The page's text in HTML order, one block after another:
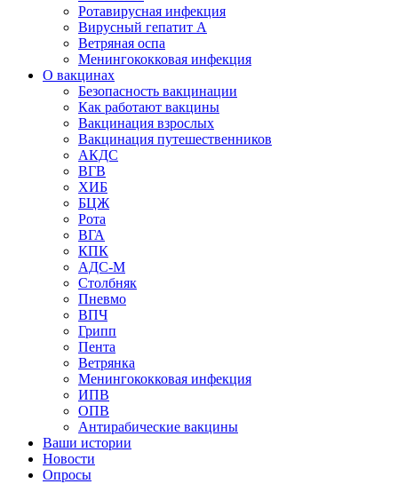
Ротавирусная инфекция
Вирусный гепатит А
Ветряная оспа
Менингококковая инфекция
О вакцинах
Безопасность вакцинации
Как работают вакцины
Вакцинация взрослых
Вакцинация путешественников
АКДС
ВГВ
ХИБ
БЦЖ
Рота
ВГА
КПК
АДС-М
Столбняк
Пневмо
ВПЧ
Грипп
Пента
Ветрянка
Менингококковая инфекция
ИПВ
ОПВ
Антирабические вакцины
Ваши истории
Новости
Опросы